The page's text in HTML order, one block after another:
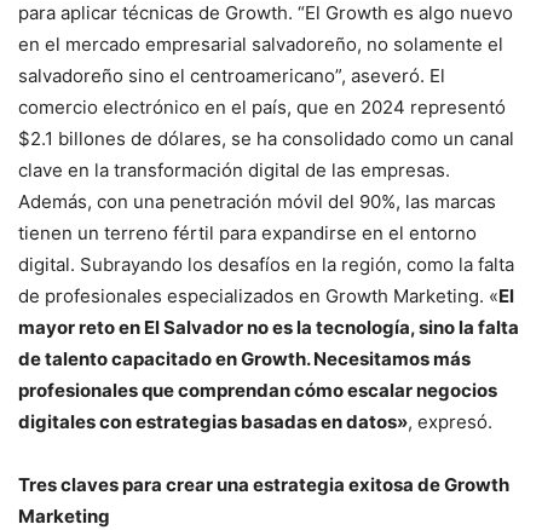
para aplicar técnicas de Growth. “El Growth es algo nuevo
en el mercado empresarial salvadoreño, no solamente el
salvadoreño sino el centroamericano”, aseveró. El
comercio electrónico en el país, que en 2024 representó
$2.1 billones de dólares, se ha consolidado como un canal
clave en la transformación digital de las empresas.
Además, con una penetración móvil del 90%, las marcas
tienen un terreno fértil para expandirse en el entorno
digital. Subrayando los desafíos en la región, como la falta
de profesionales especializados en Growth Marketing. «El
mayor reto en El Salvador no es la tecnología, sino la falta
de talento capacitado en Growth. Necesitamos más
profesionales que comprendan cómo escalar negocios
digitales con estrategias basadas en datos», expresó.
Tres claves para crear una estrategia exitosa de Growth
Marketing